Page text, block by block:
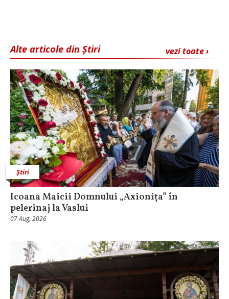
vezi toate ›
Alte articole din Știri
Știri
Icoana Maicii Domnului „Axionița” în
pelerinaj la Vaslui
07 Aug, 2026